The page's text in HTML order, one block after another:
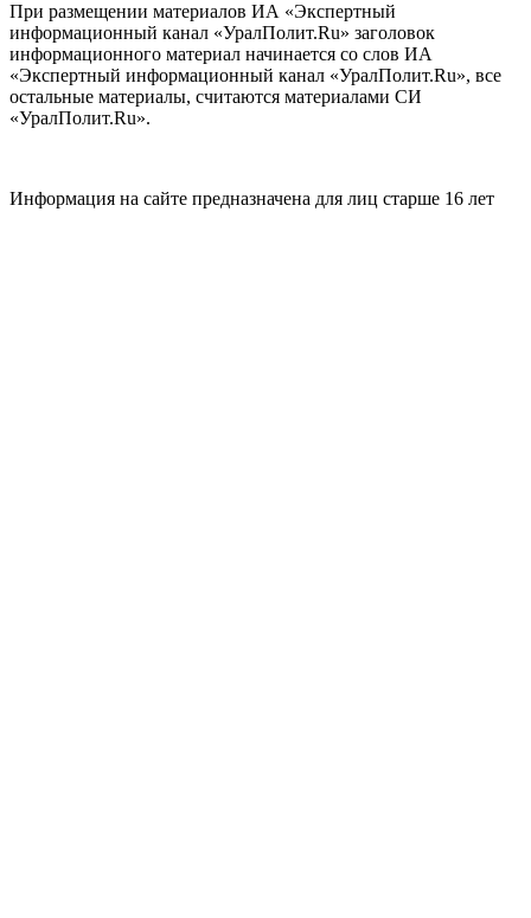
При размещении материалов ИА «Экспертный
информационный канал «УралПолит.Ru» заголовок
информационного материал начинается со слов ИА
«Экспертный информационный канал «УралПолит.Ru», все
остальные материалы, считаются материалами СИ
«УралПолит.Ru».
Информация на сайте предназначена для лиц старше 16 лет